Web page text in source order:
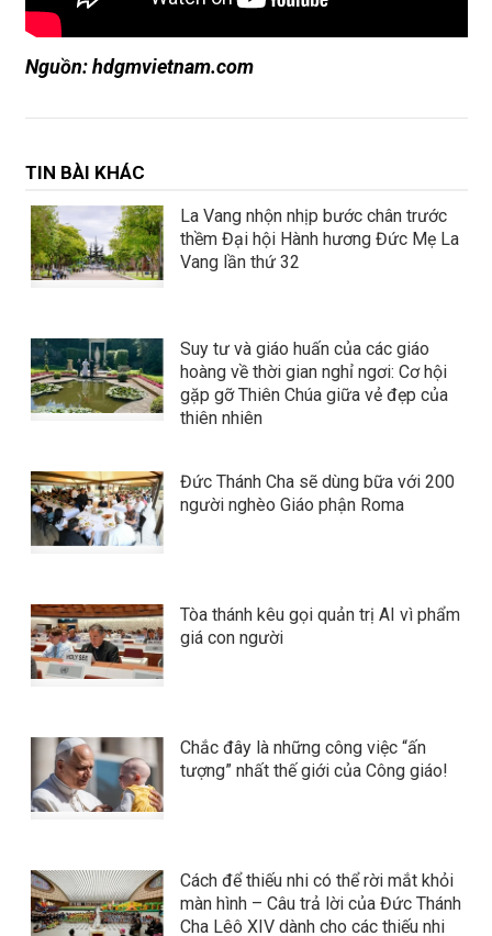
Nguồn: hdgmvietnam.com
TIN BÀI KHÁC
La Vang nhộn nhịp bước chân trước
thềm Đại hội Hành hương Đức Mẹ La
Vang lần thứ 32
Suy tư và giáo huấn của các giáo
hoàng về thời gian nghỉ ngơi: Cơ hội
gặp gỡ Thiên Chúa giữa vẻ đẹp của
thiên nhiên
Đức Thánh Cha sẽ dùng bữa với 200
người nghèo Giáo phận Roma
Tòa thánh kêu gọi quản trị AI vì phẩm
giá con người
Chắc đây là những công việc “ấn
tượng” nhất thế giới của Công giáo!
Cách để thiếu nhi có thể rời mắt khỏi
màn hình – Câu trả lời của Đức Thánh
Cha Lêô XIV dành cho các thiếu nhi